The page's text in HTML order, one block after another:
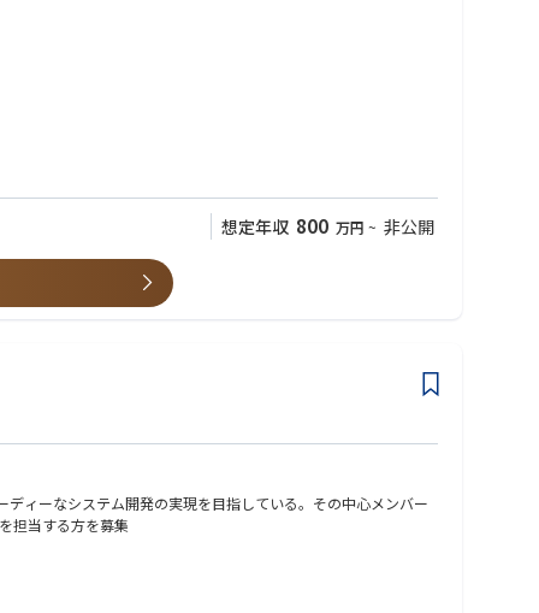
想定年収 800 万円 ~ 非公開
ィーなシステム開発の実現を目指している。その中心メンバー
担当する方を募集